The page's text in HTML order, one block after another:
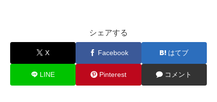
シェアする
X Facebook はてブ
LINE Pinterest コメント